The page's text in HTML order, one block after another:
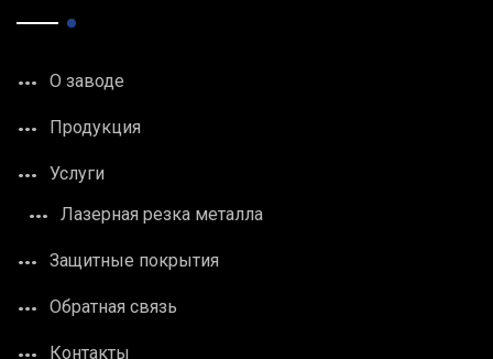
О заводе
Продукция
Услуги
Лазерная резка металла
Защитные покрытия
Обратная связь
Контакты